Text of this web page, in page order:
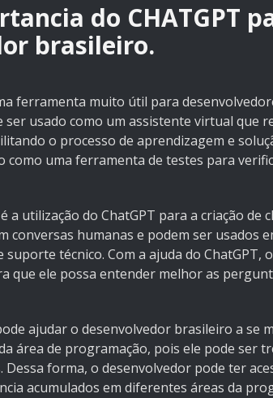
do CHATGPT
brasileiro.
ferramenta muito útil para
ser usado como um assistente virtual que
o processo de aprendizagem e
como uma ferramenta de testes para
a utilização do ChatGPT para a criação de
conversas humanas e podem ser usados
técnico. Com a ajuda do ChatGPT,
que ele possa entender melhor as
ajudar o desenvolvedor brasileiro a se
área de programação, pois ele pode ser
Dessa forma, o desenvolvedor pode ter
acumulados em diferentes áreas da